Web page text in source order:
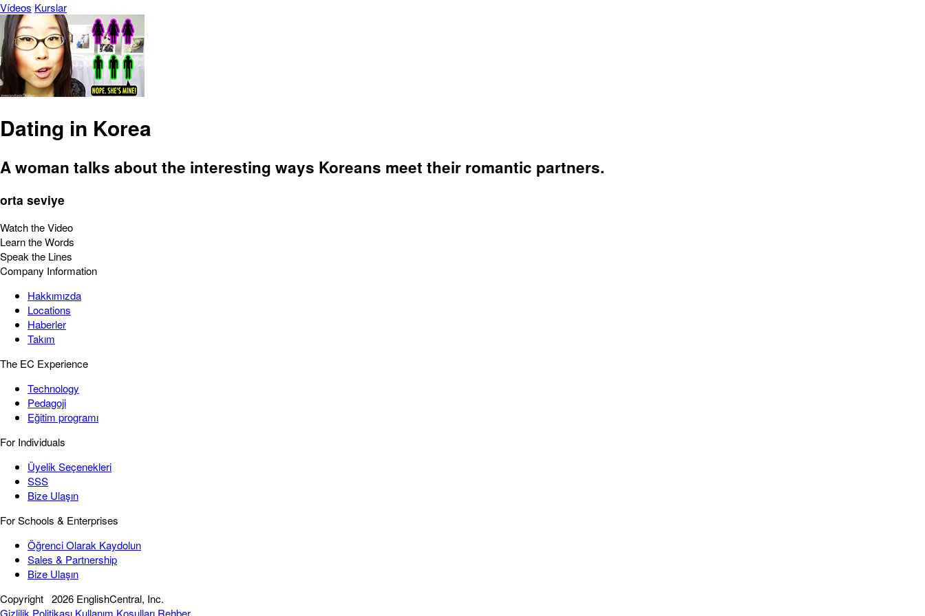
Vídeos Kurslar
Dating in Korea
A woman talks about the interesting ways Koreans meet their romantic partners.
orta seviye
Watch the Video
Learn the Words
Speak the Lines
Company Information
Hakkımızda
Locations
Haberler
Takım
The EC Experience
Technology
Pedagoji
Eğitim programı
For Individuals
Üyelik Seçenekleri
SSS
Bize Ulaşın
For Schools & Enterprises
Öğrenci Olarak Kaydolun
Sales & Partnership
Bize Ulaşın
Copyright 2026 EnglishCentral, Inc.